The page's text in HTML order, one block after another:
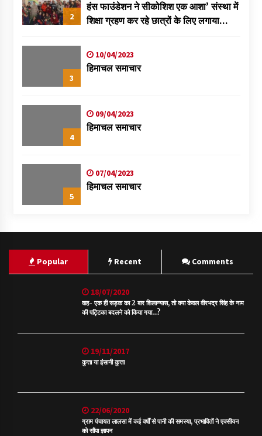
2
हंस फाउंडेशन ने सीकोशिश एक आशा’ संस्था में
शिक्षा ग्रहण कर रहे छात्रों के लिए लगाया
3
10/04/2023
हिमाचल समाचार
4
09/04/2023
हिमाचल समाचार
5
07/04/2023
हिमाचल समाचार
Popular Recent Comments
18/07/2020
वाह- एक ही सड़क का 2 बार शिलान्यास, तो क्या केवल वीरभद्र सिंह के नाम
की पट्टिका बदलने को किया गया…?
19/11/2017
कुत्ता या इंसानी कुत्ता
22/06/2020
ग्राम पंचायत लालसा में कई वर्षों से पानी की समस्या, प्रभावितों ने एक्सीयन
को सौंपा ज्ञापन